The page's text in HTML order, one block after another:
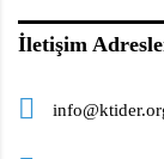
İletişim